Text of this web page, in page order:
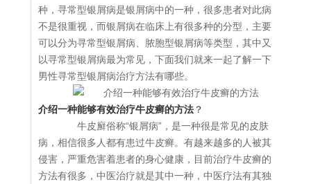
种，寻常型银屑病是银屑病中的一种，很多患者对此病
不是很重视，而银屑病在临床上有很多种的分型，主要
可以分为寻常型银屑病、脓胞型银屑病等类型，其中又
以寻常型银屑病最为常见，下面我们就来一起了解一下
男性寻常型银屑病治疗方法有哪些。
介绍一种能够有效治疗牛皮癣的方法 ？
牛皮廯俗称“银屑病”，是一种很是常见的皮肤
病，相信很多人都有患过牛皮癣。有越来越多的人被其
侵害，严重危害着患者的身心健康，目前治疗牛皮癣的
方法有很多，中医治疗就是其中一种，中医疗法有其独